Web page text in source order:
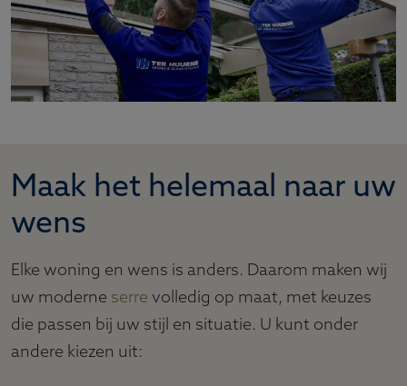
Maak het helemaal naar uw
wens
Elke woning en wens is anders. Daarom maken wij
uw moderne serre volledig op maat, met keuzes
die passen bij uw stijl en situatie. U kunt onder
andere kiezen uit: